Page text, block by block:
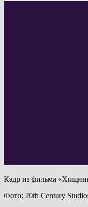
Кадр из фильма
Фото: 20th Century